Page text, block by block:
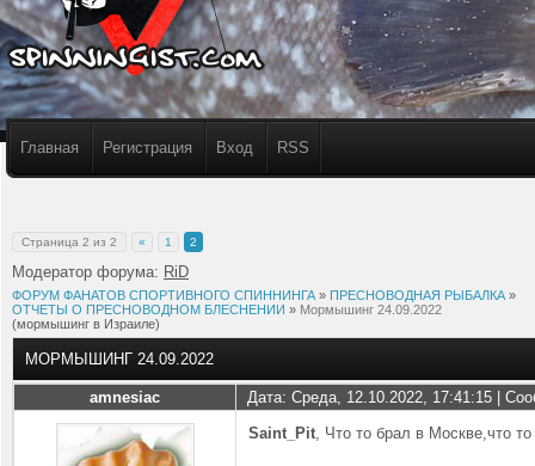
Главная Регистрация Вход RSS
Страница 2 из 2 « 1 2
Модератор форума: RiD
ФОРУМ ФАНАТОВ СПОРТИВНОГО СПИННИНГА » ПРЕСНОВОДНАЯ РЫБАЛКА »
ОТЧЕТЫ О ПРЕСНОВОДНОМ БЛЕСНЕНИИ » Мормышинг 24.09.2022
(мормышинг в Израиле)
МОРМЫШИНГ 24.09.2022
amnesiac Дата: Среда, 12.10.2022, 17:41:15 |
Saint_Pit, Что то брал в Москве,что